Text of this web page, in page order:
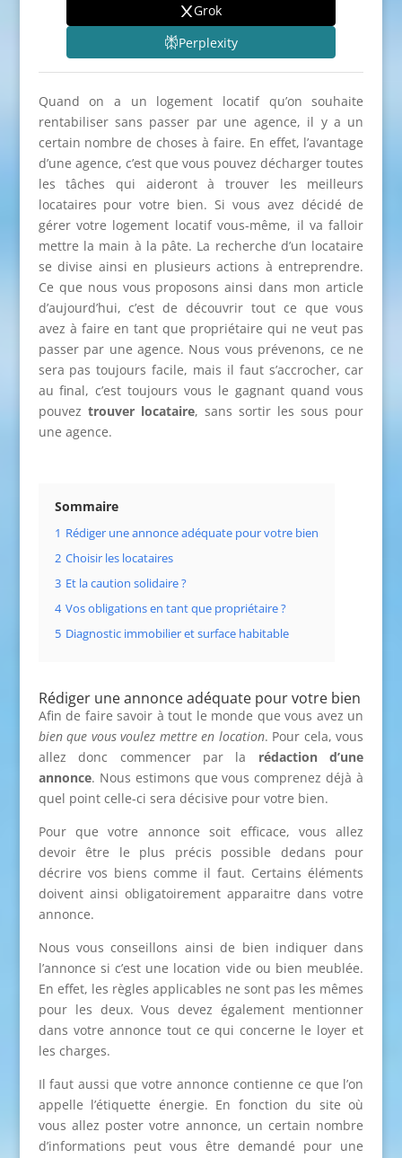
Grok
Perplexity
Quand on a un logement locatif qu’on souhaite
rentabiliser sans passer par une agence, il y a un
certain nombre de choses à faire. En effet, l’avantage
d’une agence, c’est que vous pouvez décharger toutes
les tâches qui aideront à trouver les meilleurs
locataires pour votre bien. Si vous avez décidé de
gérer votre logement locatif vous-même, il va falloir
mettre la main à la pâte. La recherche d’un locataire
se divise ainsi en plusieurs actions à entreprendre.
Ce que nous vous proposons ainsi dans mon article
d’aujourd’hui, c’est de découvrir tout ce que vous
avez à faire en tant que propriétaire qui ne veut pas
passer par une agence. Nous vous prévenons, ce ne
sera pas toujours facile, mais il faut s’accrocher, car
au final, c’est toujours vous le gagnant quand vous
pouvez trouver locataire, sans sortir les sous pour
une agence.
Sommaire
1 Rédiger une annonce adéquate pour votre bien
2 Choisir les locataires
3 Et la caution solidaire ?
4 Vos obligations en tant que propriétaire ?
5 Diagnostic immobilier et surface habitable
Rédiger une annonce adéquate pour votre bien
Afin de faire savoir à tout le monde que vous avez un
bien que vous voulez mettre en location. Pour cela, vous
allez donc commencer par la rédaction d’une
annonce. Nous estimons que vous comprenez déjà à
quel point celle-ci sera décisive pour votre bien.
Pour que votre annonce soit efficace, vous allez
devoir être le plus précis possible dedans pour
décrire vos biens comme il faut. Certains éléments
doivent ainsi obligatoirement apparaitre dans votre
annonce.
Nous vous conseillons ainsi de bien indiquer dans
l’annonce si c’est une location vide ou bien meublée.
En effet, les règles applicables ne sont pas les mêmes
pour les deux. Vous devez également mentionner
dans votre annonce tout ce qui concerne le loyer et
les charges.
Il faut aussi que votre annonce contienne ce que l’on
appelle l’étiquette énergie. En fonction du site où
vous allez poster votre annonce, un certain nombre
d’informations peut vous être demandé pour une